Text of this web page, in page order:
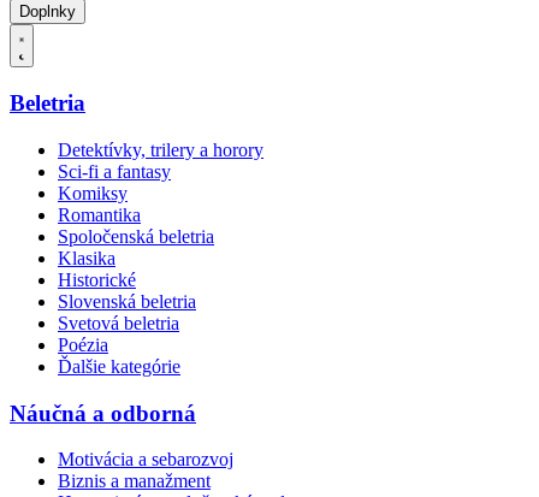
Doplnky
Beletria
Detektívky, trilery a horory
Sci-fi a fantasy
Komiksy
Romantika
Spoločenská beletria
Klasika
Historické
Slovenská beletria
Svetová beletria
Poézia
Ďalšie kategórie
Náučná a odborná
Motivácia a sebarozvoj
Biznis a manažment